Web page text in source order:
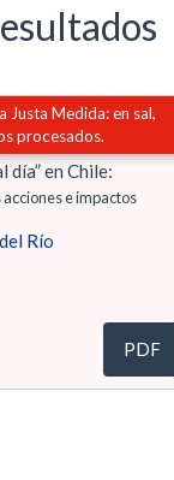
día” en Chile:
e impactos
Río
Justa Medida: en sal,
procesados.
PDF